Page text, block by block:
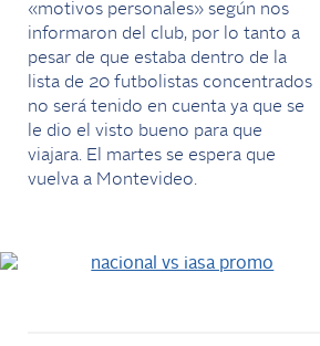
«motivos personales» según nos
informaron del club, por lo tanto a
pesar de que estaba dentro de la
lista de 20 futbolistas concentrados
no será tenido en cuenta ya que se
le dio el visto bueno para que
viajara. El martes se espera que
vuelva a Montevideo.